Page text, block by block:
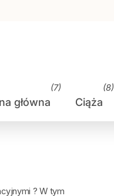
główna
(7)
Ciąża
(8)
? W tym